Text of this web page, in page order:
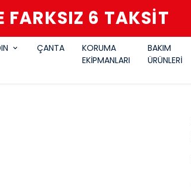
FARKSIZ 6 TAKSİT
ÇANTA
KORUMA
EKİPMANLARI
BAKIM
ÜRÜNLERİ